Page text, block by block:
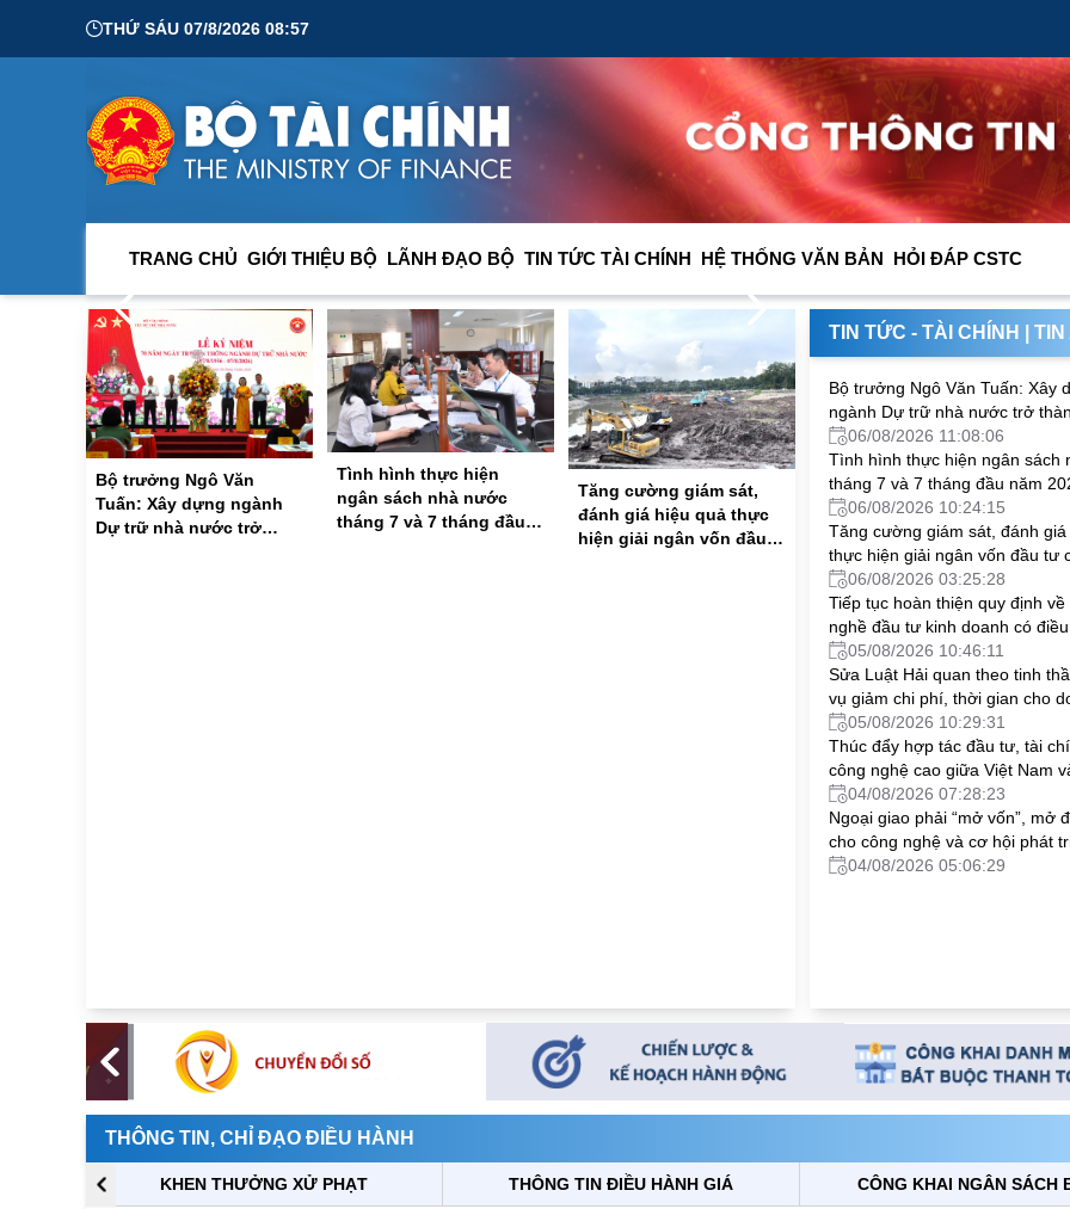
THỨ SÁU 07/8/2026 08:57
TRANG CHỦ GIỚI THIỆU BỘ LÃNH ĐẠO BỘ TIN TỨC TÀI CHÍNH HỆ THỐNG VĂN BẢN HỎI ĐÁP CSTC
Ngoại giao phải “mở vốn”, mở đường cho công
Bộ trưởng Ngô Văn
Tuấn: Xây dựng ngành
Dự trữ nhà nước trở
Tình hình thực hiện
ngân sách nhà nước
tháng 7 và 7 tháng đầu
Tăng cường giám sát,
đánh giá hiệu quả thực
hiện giải ngân vốn đầu
TIN TỨC - TÀI CHÍNH TIN
Bộ trưởng Ngô Văn Tuấn: Xây
ngành Dự trữ nhà nước trở
lượng nòng cốt trong bảo đảm
lực dự trữ chiến lược quốc gia
06/08/2026 11:08:06
Tình hình thực hiện ngân sách
tháng 7 và 7 tháng đầu năm
06/08/2026 10:24:15
Tăng cường giám sát, đánh giá
thực hiện giải ngân vốn đầu tư
06/08/2026 03:25:28
Tiếp tục hoàn thiện quy định về
nghề đầu tư kinh doanh có
05/08/2026 10:46:11
Sửa Luật Hải quan theo tinh
vụ giảm chi phí, thời gian cho
nghiệp
05/08/2026 10:29:31
Thúc đẩy hợp tác đầu tư, tài
công nghệ cao giữa Việt Nam
đoàn Hoa Kỳ
04/08/2026 07:28:23
Ngoại giao phải “mở vốn”, mở
cho công nghệ và cơ hội phát
04/08/2026 05:06:29
THÔNG TIN, CHỈ ĐẠO ĐIỀU HÀNH
KHEN THƯỞNG XỬ PHẠT THÔNG TIN ĐIỀU HÀNH GIÁ CÔNG KHAI NGÂN SÁCH